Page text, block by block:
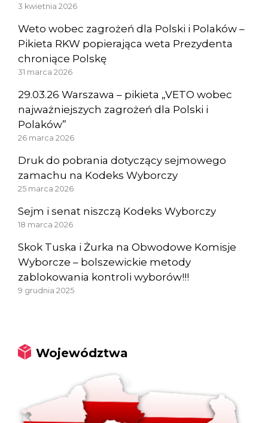
3 kwietnia 2026
Weto wobec zagrożeń dla Polski i Polaków –
Pikieta RKW popierająca weta Prezydenta
chroniące Polskę
31 marca 2026
29.03.26 Warszawa – pikieta „VETO wobec
najważniejszych zagrożeń dla Polski i
Polaków”
26 marca 2026
Druk do pobrania dotyczący sejmowego
zamachu na Kodeks Wyborczy
25 marca 2026
Sejm i senat niszczą Kodeks Wyborczy
18 marca 2026
Skok Tuska i Żurka na Obwodowe Komisje
Wyborcze – bolszewickie metody
zablokowania kontroli wyborów!!!
9 grudnia 2025
Województwa